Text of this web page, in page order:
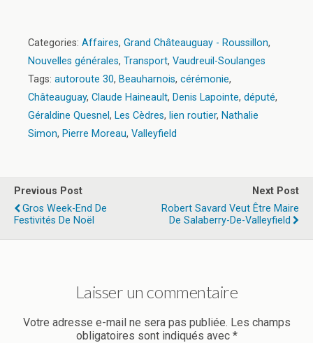
Categories: Affaires, Grand Châteauguay - Roussillon,
Nouvelles générales, Transport, Vaudreuil-Soulanges
Tags: autoroute 30, Beauharnois, cérémonie,
Châteauguay, Claude Haineault, Denis Lapointe, député,
Géraldine Quesnel , Les Cèdres, lien routier, Nathalie
Simon, Pierre Moreau, Valleyfield
Previous Post
Gros Week-End De
Festivités De Noël
Next Post
Robert Savard Veut Être Maire
De Salaberry-De-Valleyfield
Laisser un commentaire
Votre adresse e-mail ne sera pas publiée. Les champs
obligatoires sont indiqués avec *